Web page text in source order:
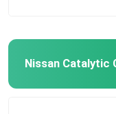
Nissan Catalytic